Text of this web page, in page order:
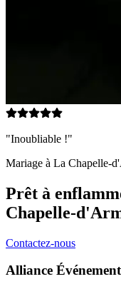
"Inoubliable !"
Mariage à La Chapelle-
Prêt à
Chapelle-
Contactez-nous
Alliance